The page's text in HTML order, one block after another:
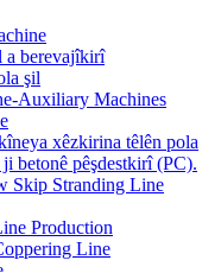
a berevajîkirî
şil
Auxiliary Machines
xêzkirina têlên pola
betonê pêşdestkirî (PC).
Skip Stranding Line
Production
Line